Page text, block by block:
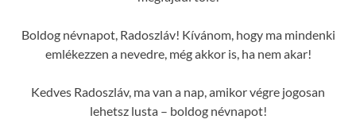
Boldog névnapot, Radoszláv! Kívánom, hogy ma mindenki
emlékezzen a nevedre, még akkor is, ha nem akar!
Kedves Radoszláv, ma van a nap, amikor végre jogosan
lehetsz lusta – boldog névnapot!